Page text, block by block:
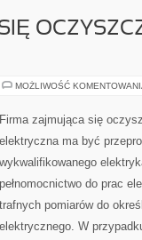
MOŻLIWOŚĆ
Firma zajmująca się
elektryczna ma być
wykwalifikowanego
pełnomocnictwo do prac
trafnych pomiarów do
elektrycznego. W